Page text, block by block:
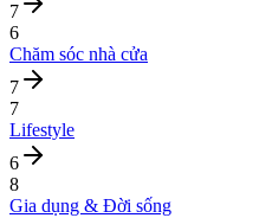
7
6
Chăm sóc nhà cửa
7
7
Lifestyle
6
8
Gia dụng & Đời sống